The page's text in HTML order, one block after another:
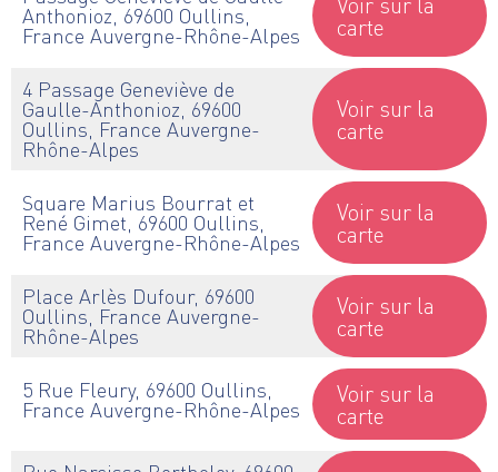
Anthonioz, 69600 Oullins,
France Auvergne-Rhône-Alpes carte
4 Passage Geneviève de
Gaulle-Anthonioz, 69600
Oullins, France Auvergne-
Rhône-Alpes
Voir sur la
carte
Square Marius Bourrat et
René Gimet, 69600 Oullins,
France Auvergne-Rhône-Alpes
Voir sur la
carte
Place Arlès Dufour, 69600
Oullins, France Auvergne-
Rhône-Alpes
Voir sur la
carte
5 Rue Fleury, 69600 Oullins,
France Auvergne-Rhône-Alpes
Voir sur la
carte